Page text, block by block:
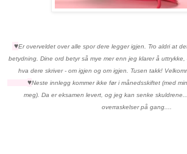
♥Er overveldet over alle spor dere legger igjen. Tro aldri at
betydning. Dine ord betyr så mye mer enn jeg klarer å
hva dere skriver - om igjen og om igjen. Tusen takk!
♥Neste innlegg kommer ikke før i månedsskiftet (med
meg). Da er eksamen levert, og jeg kan senke
overraskelser på gang....